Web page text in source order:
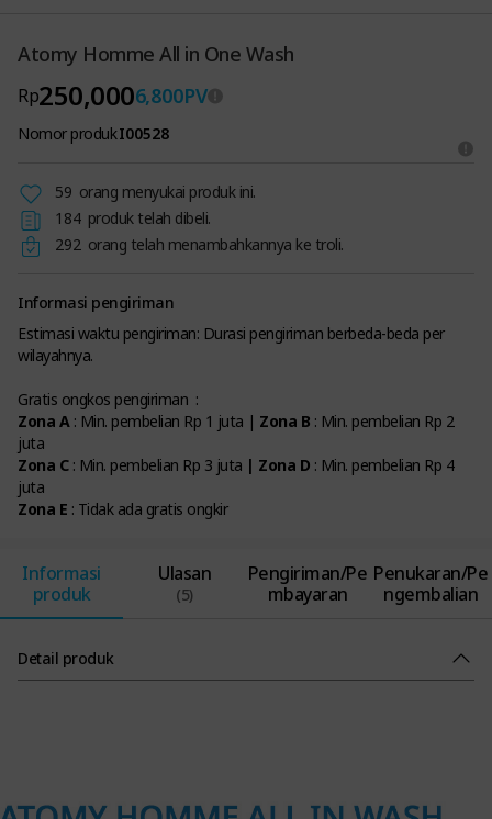
Atomy Homme All in One Wash
Rp250,0006,800PV
Nomor produkI00528
59 orang menyukai produk ini.
184 produk telah dibeli.
292 orang telah menambahkannya ke troli.
Informasi pengiriman
Estimasi waktu pengiriman: Durasi pengiriman berbeda-beda per
wilayahnya.
Gratis ongkos pengiriman :
Zona A: Min. pembelian Rp 1 juta | Zona B : Min. pembelian Rp 2
juta
Zona C: Min. pembelian Rp 3 juta | Zona D : Min. pembelian Rp 4
juta
Zona E : Tidak ada gratis ongkir
Informasi
produk
Ulasan
(5)
Pengiriman/Pe
mbayaran
Penukaran/Pe
ngembalian
Detail produk